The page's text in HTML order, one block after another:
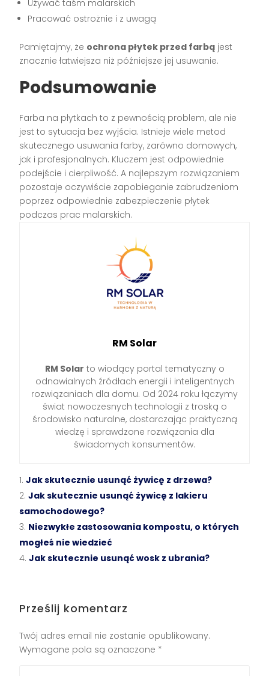
Używać taśm malarskich
Pracować ostrożnie i z uwagą
Pamiętajmy, że ochrona płytek przed farbą jest
znacznie łatwiejsza niż późniejsze jej usuwanie.
Podsumowanie
Farba na płytkach to z pewnością problem, ale nie
jest to sytuacja bez wyjścia. Istnieje wiele metod
skutecznego usuwania farby, zarówno domowych,
jak i profesjonalnych. Kluczem jest odpowiednie
podejście i cierpliwość. A najlepszym rozwiązaniem
pozostaje oczywiście zapobieganie zabrudzeniom
poprzez odpowiednie zabezpieczenie płytek
podczas prac malarskich.
RM Solar
RM Solar to wiodący portal tematyczny o
odnawialnych źródłach energii i inteligentnych
rozwiązaniach dla domu. Od 2024 roku łączymy
świat nowoczesnych technologii z troską o
środowisko naturalne, dostarczając praktyczną
wiedzę i sprawdzone rozwiązania dla
świadomych konsumentów.
Jak skutecznie usunąć żywicę z drzewa?
Jak skutecznie usunąć żywicę z lakieru
samochodowego?
Niezwykłe zastosowania kompostu, o których
mogłeś nie wiedzieć
Jak skutecznie usunąć wosk z ubrania?
Prześlij komentarz
Twój adres email nie zostanie opublikowany.
Wymagane pola są oznaczone *